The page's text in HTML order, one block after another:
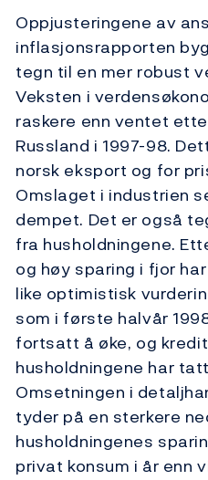
Oppjusteringene av
inflasjonsrapporten
tegn til en mer robust
Veksten i
raskere enn ventet
Russland i 1997-98.
norsk eksport og for
Omslaget i industrien
dempet. Det er også
fra husholdningene.
og høy sparing i fjor
like optimistisk
som i første halvår
fortsatt å øke, og
husholdningene har
Omsetningen i
tyder på en sterkere
husholdningenes
privat konsum i år enn